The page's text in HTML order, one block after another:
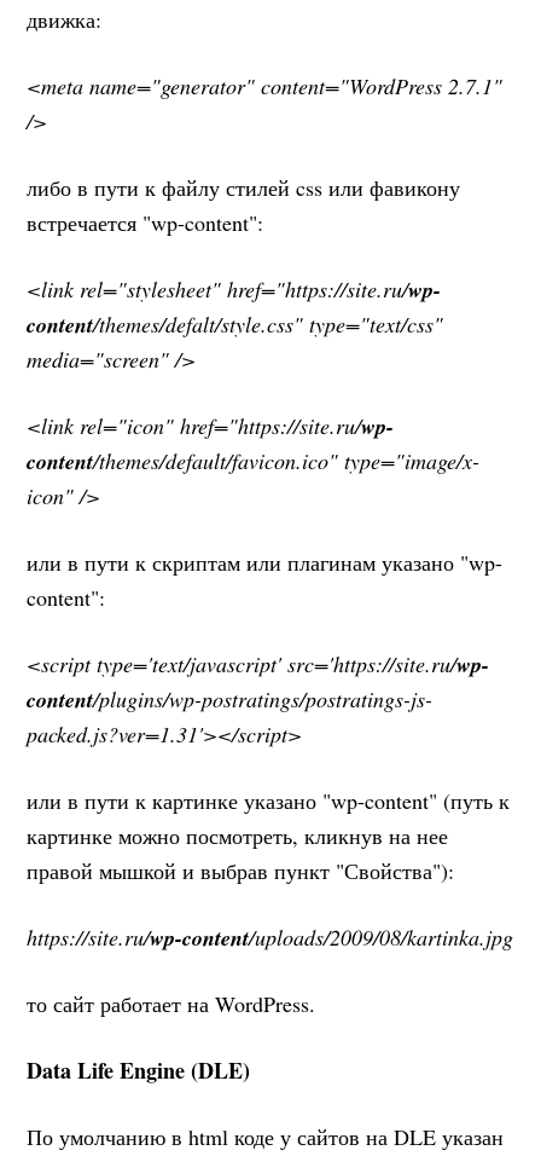
движка:
<meta name="generator" content="WordPress 2.7.1"
/>
либо в пути к файлу стилей css или фавикону
встречается "wp-content":
<link rel="stylesheet" href="https://site.ru/wp-
content/themes/defalt/style.css" type="text/css"
media="screen" />
<link rel="icon" href="https://site.ru/wp-
content/themes/default/favicon.ico" type="image/x-
icon" />
или в пути к скриптам или плагинам указано "wp-
content":
<script type='text/javascript' src='https://site.ru/wp-
content/plugins/wp-postratings/postratings-js-
packed.js?ver=1.31'></script>
или в пути к картинке указано "wp-content" (путь к
картинке можно посмотреть, кликнув на нее
правой мышкой и выбрав пункт "Свойства"):
https://site.ru/wp-content/uploads/2009/08/kartinka.jpg
то сайт работает на WordPress.
Data Life Engine (DLE)
По умолчанию в html коде у сайтов на DLE указан